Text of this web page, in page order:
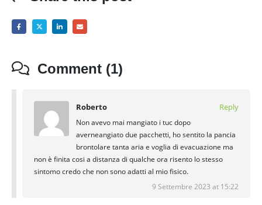
Comment (1)
Roberto Reply
Non avevo mai mangiato i tuc dopo
averneangiato due pacchetti, ho sentito la pancia
brontolare tanta aria e voglia di evacuazione ma
non è finita cosi a distanza di qualche ora risento lo stesso
sintomo credo che non sono adatti al mio fisico.
9 Settembre 2023 at 15:22